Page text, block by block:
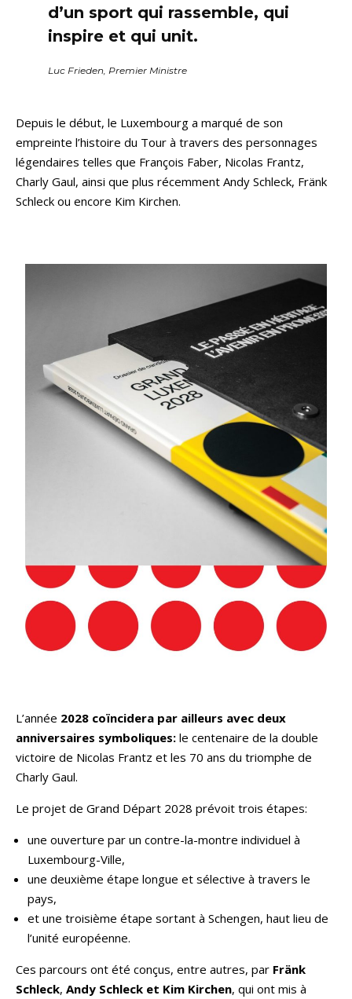
d’un sport qui rassemble, qui
inspire et qui unit.
Luc Frieden, Premier Ministre
Depuis le début, le Luxembourg a marqué de son
empreinte l’histoire du Tour à travers des personnages
légendaires telles que François Faber, Nicolas Frantz,
Charly Gaul, ainsi que plus récemment Andy Schleck, Fränk
Schleck ou encore Kim Kirchen.
L’année 2028 coïncidera par ailleurs avec deux
anniversaires symboliques: le centenaire de la double
victoire de Nicolas Frantz et les 70 ans du triomphe de
Charly Gaul.
Le projet de Grand Départ 2028 prévoit trois étapes:
une ouverture par un contre-la-montre individuel à
Luxembourg-Ville,
une deuxième étape longue et sélective à travers le
pays,
et une troisième étape sortant à Schengen, haut lieu de
l’unité européenne.
Ces parcours ont été conçus, entre autres, par Fränk
Schleck, Andy Schleck et Kim Kirchen, qui ont mis à